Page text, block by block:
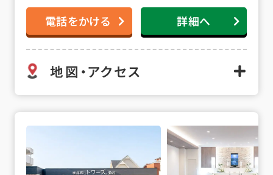
電話をかける 詳細へ
地図・アクセス